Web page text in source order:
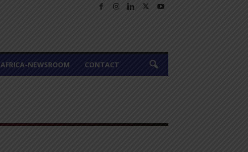
AFRICA-NEWSROOM CONTACT